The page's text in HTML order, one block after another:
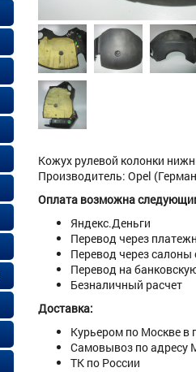
Кожух рулевой колонки
Производитель: Opel
Оплата возможна
Яндекс.Деньги
Перевод через
Перевод через салоны
Перевод на
Безналичный расчет
Доставка:
Курьером по Москве
Самовывоз по адресу
ТК по России